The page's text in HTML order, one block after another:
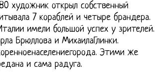
художник открыл собственный
7 кораблей и четыре брандера.
имели большой успех у зрителей.
Брюллова и МихаилаГлинки.
Этими же
и сама радуга.